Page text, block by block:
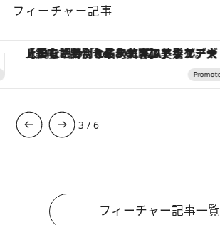
フィーチャー記事
【夏限定ディナーコース】旬を迎える稚鮎や花ズッキーニなどをイタリア・トスカーナの郷土料理の手法で満喫！
3 /6
フィーチャー記事一覧